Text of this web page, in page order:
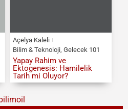
Açelya Kaleli
Bilim & Teknoloji, Gelecek 101
Yapay Rahim ve
Ektogenesis: Hamilelik
Tarih mi Oluyor?